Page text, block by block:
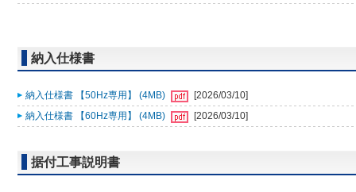
納入仕様書
納入仕様書 【50Hz専用】 (4MB)
[2026/03/10]
納入仕様書 【60Hz専用】 (4MB)
[2026/03/10]
据付工事説明書